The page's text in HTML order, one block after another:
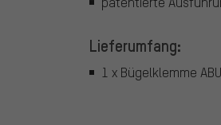
Lieferumfang:
1 x Bügelklemme